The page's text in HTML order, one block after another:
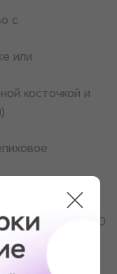
с
или
косточкой и
и орехами (30